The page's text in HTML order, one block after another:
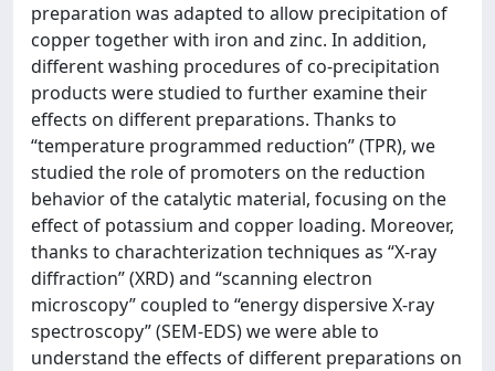
preparation was adapted to allow precipitation of
copper together with iron and zinc. In addition,
different washing procedures of co-precipitation
products were studied to further examine their
effects on different preparations. Thanks to
“temperature programmed reduction” (TPR), we
studied the role of promoters on the reduction
behavior of the catalytic material, focusing on the
effect of potassium and copper loading. Moreover,
thanks to charachterization techniques as “X-ray
diffraction” (XRD) and “scanning electron
microscopy” coupled to “energy dispersive X-ray
spectroscopy” (SEM-EDS) we were able to
understand the effects of different preparations on